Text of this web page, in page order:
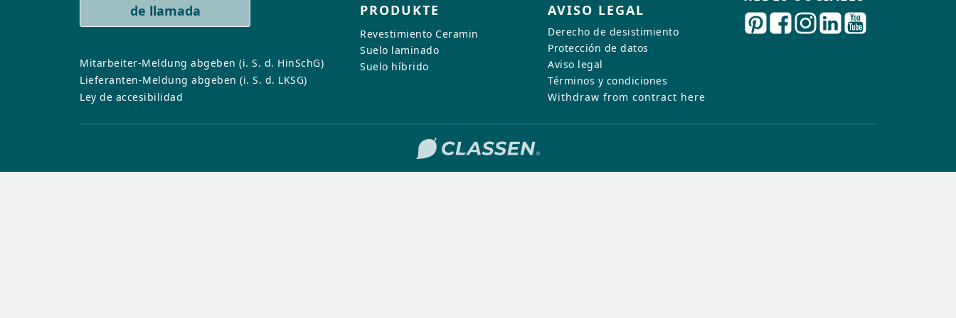
Sistemas de instalación
Limpieza y mantenimiento
Formatos
Sistemas de colocación
Limpieza y mantenimiento
Limpieza y mantenimiento
Ver todos los productos híbridos
Para el asesoramiento
Actualidad
contacto.
Solicitar contacto
Ver las ofertas de empleo
de llamada
Mitarbeiter-Meldung abgeben (i. S. d. HinSchG)
Lieferanten-Meldung abgeben (i. S. d. LKSG)
Ley de accesibilidad
PRODUKTE
Revestimiento Ceramin
Suelo laminado
Suelo híbrido
AVISO LEGAL
Derecho de desistimiento
Protección de datos
Aviso legal
Términos y condiciones
Withdraw from contract here